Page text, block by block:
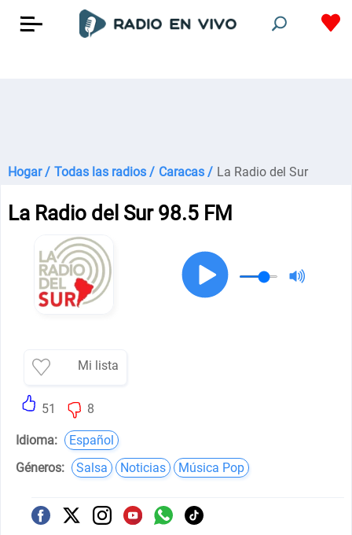
Hogar / Todas las radios / Caracas / La Radio del Sur
La Radio del Sur 98.5 FM
Mi lista
51 8
Idioma:
Español
Géneros:
Salsa Noticias Música Pop